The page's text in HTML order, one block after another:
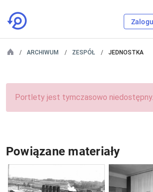
ARCHIWUM ZESPÓŁ JEDNOSTKA
Portlety jest tymczasowo niedostępny.
Powiązane materiały